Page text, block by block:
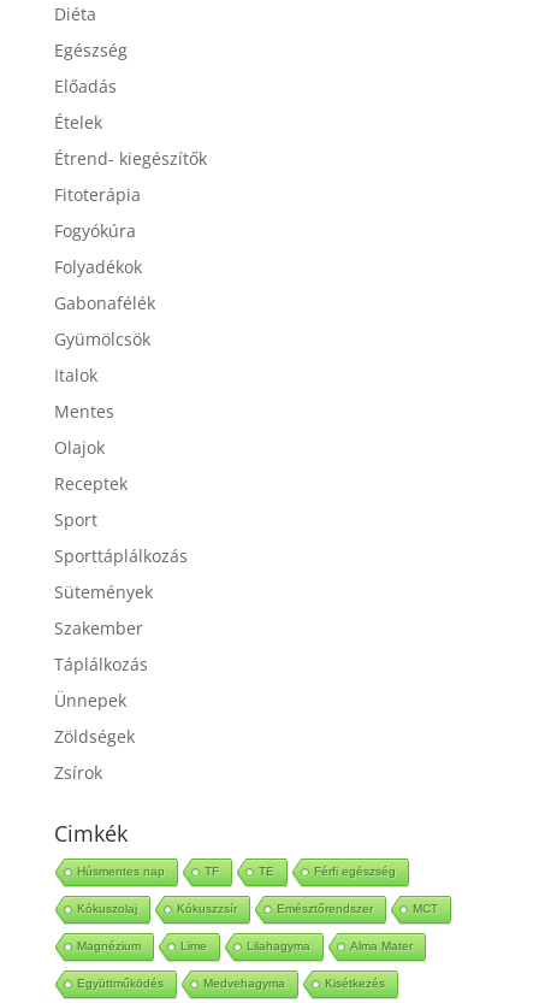
Diéta
Egészség
Előadás
Ételek
Étrend- kiegészítők
Fitoterápia
Fogyókúra
Folyadékok
Gabonafélék
Gyümölcsök
Italok
Mentes
Olajok
Receptek
Sport
Sporttáplálkozás
Sütemények
Szakember
Táplálkozás
Ünnepek
Zöldségek
Zsírok
Cimkék
Húsmentes nap TF TE Férfi egészség
Kókuszolaj Kókuszzsír Emésztőrendszer MCT
Magnézium Lime Lilahagyma Alma Mater
Együttműködés Medvehagyma Kisétkezés